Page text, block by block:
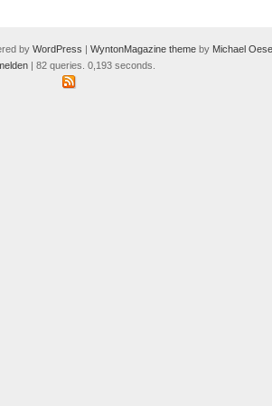
by WordPress | WyntonMagazine theme by Michael
| 82 queries. 0,193 seconds.